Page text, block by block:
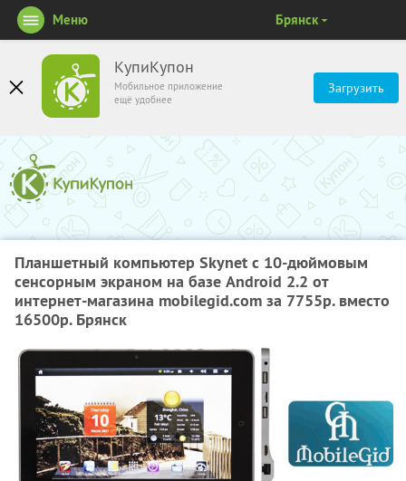
КупиКупон
Мобильное приложение
ещё удобнее
Загрузить
Меню Брянск
Планшетный компьютер Skynet с 10-дюймовым
сенсорным экраном на базе Android 2.2 от
интернет-магазина mobilegid.com за 7755р. вместо
16500р. Брянск